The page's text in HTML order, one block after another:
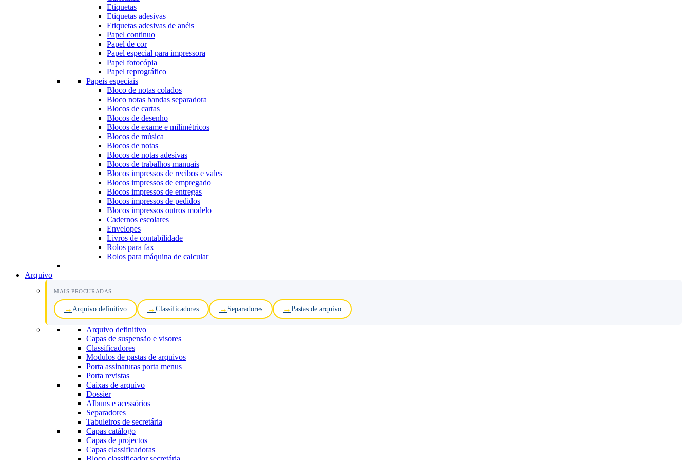
Etiquetas
Etiquetas adesivas
Etiquetas adesivas de anéis
Papel continuo
Papel de cor
Papel especial para impressora
Papel fotocópia
Papel reprográfico
Papeis especiais
Bloco de notas colados
Bloco notas bandas separadora
Blocos de cartas
Blocos de desenho
Blocos de exame e milimétricos
Blocos de música
Blocos de notas
Blocos de notas adesivas
Blocos de trabalhos manuais
Blocos impressos de recibos e vales
Blocos impressos de empregado
Blocos impressos de entregas
Blocos impressos de pedidos
Blocos impressos outros modelo
Cadernos escolares
Envelopes
Livros de contabilidade
Rolos para fax
Rolos para máquina de calcular
Arquivo
MAIS PROCURADAS
Arquivo definitivo Classificadores Separadores Pastas de arquivo
Arquivo definitivo
Capas de suspensão e visores
Classificadores
Modulos de pastas de arquivos
Porta assinaturas porta menus
Porta revistas
Caixas de arquivo
Dossier
Albuns e acessórios
Separadores
Tabuleiros de secretária
Capas catálogo
Capas de projectos
Capas classificadoras